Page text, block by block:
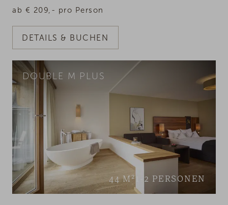
ab € 209,- pro Person
DETAILS & BUCHEN
DOUBLE M PLUS
1-2 PERSONEN
44M²